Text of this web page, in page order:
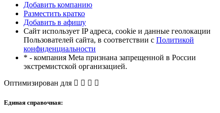
Добавить компанию
Разместить кратко
Добавить в афишу
Сайт использует IP адреса, cookie и данные геолокации
Пользователей сайта, в соответствии с Политикой
конфиденциальности
* - компания Meta признана запрещенной в России
экстремистской организацией.
Оптимизирован для
Единая справочная: